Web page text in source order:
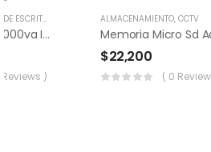
ESCRITORIO RESPALDO DE ENERGÍA ,
UPS POWEST 2000va Interactiva
)
ALMACENAMIENTO, CCTV
$22,200
( 0